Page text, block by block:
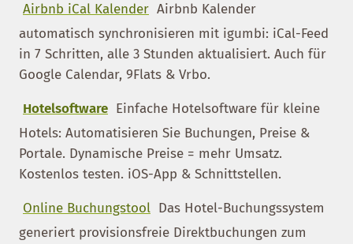
Airbnb iCal Kalender Airbnb Kalender
automatisch synchronisieren mit igumbi: iCal-Feed
in 7 Schritten, alle 3 Stunden aktualisiert. Auch für
Google Calendar, 9Flats & Vrbo.
Hotelsoftware Einfache Hotelsoftware für kleine
Hotels: Automatisieren Sie Buchungen, Preise &
Portale. Dynamische Preise = mehr Umsatz.
Kostenlos testen. iOS-App & Schnittstellen.
Online Buchungstool Das Hotel-Buchungssystem
generiert provisionsfreie Direktbuchungen zum